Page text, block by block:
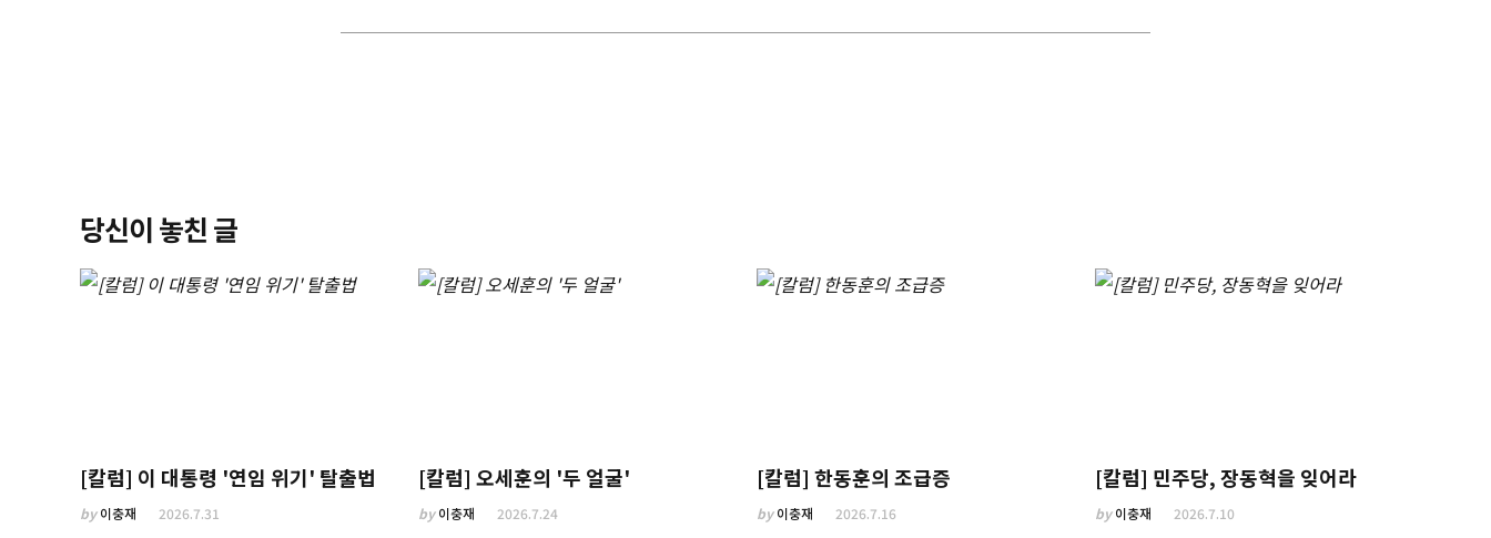
당신이 놓친 글
[칼럼] 이 대통령 '연임 위기' 탈출법
by이충재 2026.7.31
[칼럼] 오세훈의 '두 얼굴'
by이충재 2026.7.24
[칼럼] 한동훈의 조급증
by이충재 2026.7.16
[칼럼] 민주당, 장동혁을 잊어라
by이충재 2026.7.10